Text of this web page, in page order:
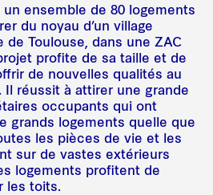
ensemble de 80 logements
du noyau d’un village
Toulouse, dans une ZAC
profite de sa taille et de
de nouvelles qualités au
réussit à attirer une grande
occupants qui ont
grands logements quelle que
les pièces de vie et les
sur de vastes extérieurs
logements profitent de
les toits.